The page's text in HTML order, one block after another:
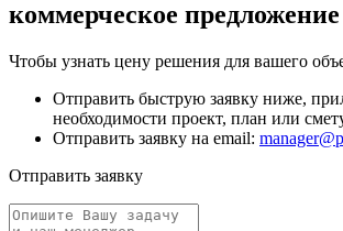
коммерческое предложение
Чтобы узнать цену решения для вашего
Отправить быструю заявку ниже,
необходимости проект, план или
Отправить заявку на email:
Отправить заявку